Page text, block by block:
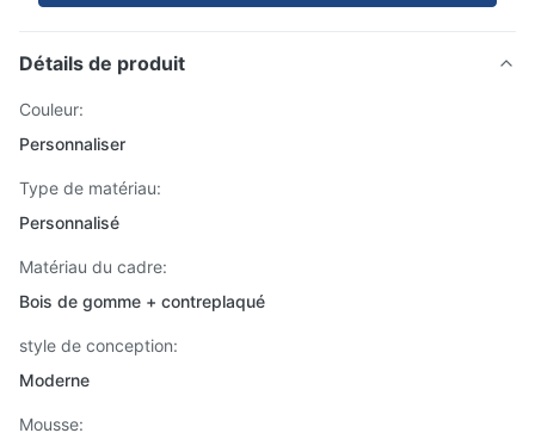
Détails de produit
Couleur:
Personnaliser
Type de matériau:
Personnalisé
Matériau du cadre:
Bois de gomme + contreplaqué
style de conception:
Moderne
Mousse: